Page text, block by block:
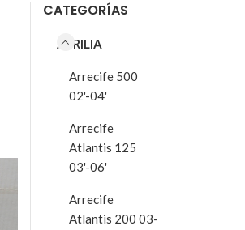
CATEGORÍAS
APRILIA
Arrecife 500
02'-04'
Arrecife
Atlantis 125
03'-06'
Arrecife
Atlantis 200 03-